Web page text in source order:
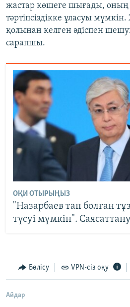
жастар көшеге шығады,
тәртіпсіздікке ұласуы
қолынан келген әдіспен
сарапшы.
ОҚИ ОТЫРЫҢЫЗ
"Назарбаев тап болған
түсуі мүмкін".
Бөлісу VPN-сіз оқу
Айдар